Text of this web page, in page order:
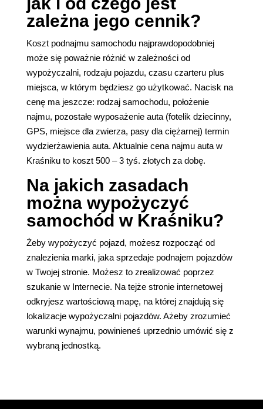
zależna jego cennik?
Koszt podnajmu samochodu najprawdopodobniej
może się poważnie różnić w zależności od
wypożyczalni, rodzaju pojazdu, czasu czarteru plus
miejsca, w którym będziesz go użytkować. Nacisk na
cenę ma jeszcze: rodzaj samochodu, położenie
najmu, pozostałe wyposażenie auta (fotelik dziecinny,
GPS, miejsce dla zwierza, pasy dla ciężarnej) termin
wydzierżawienia auta. Aktualnie cena najmu auta w
Kraśniku to koszt 500 – 3 tyś. złotych za dobę.
Na jakich zasadach
można wypożyczyć
samochód w Kraśniku?
Żeby wypożyczyć pojazd, możesz rozpocząć od
znalezienia marki, jaka sprzedaje podnajem pojazdów
w Twojej stronie. Możesz to zrealizować poprzez
szukanie w Internecie. Na tejże stronie internetowej
odkryjesz wartościową mapę, na której znajdują się
lokalizacje wypożyczalni pojazdów. Ażeby zrozumieć
warunki wynajmu, powinieneś uprzednio umówić się z
wybraną jednostką.